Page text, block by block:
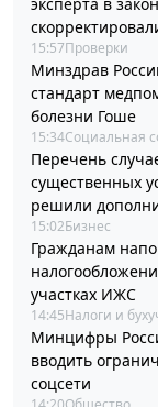
15:57Проверки
Минздрав
стандарт
болезни Гоше
15:34Социальная
Перечень
существенных
решили
15:02Бизнес
Гражданам
участках ИЖС
14:45Налоги и
Минцифры
вводить
соцсети